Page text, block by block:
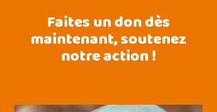
Faites un don dès
maintenant, soutenez
notre action !